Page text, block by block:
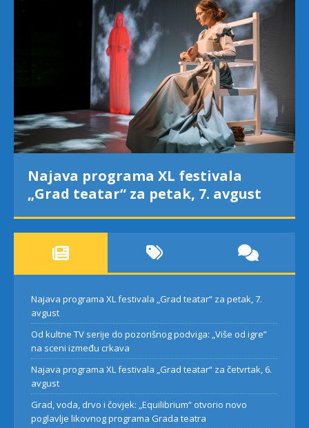
Najava programa XL festivala
„Grad teatar“ za petak, 7. avgust
Najava programa XL festivala „Grad teatar“ za petak, 7.
avgust
Od kultne TV serije do pozorišnog podviga: „Više od igre”
na sceni između crkava
Najava programa XL festivala „Grad teatar“ za četvrtak, 6.
avgust
Grad, voda, drvo i čovjek: „Equilibrium“ otvorio novo
poglavlje likovnog programa Grada teatra